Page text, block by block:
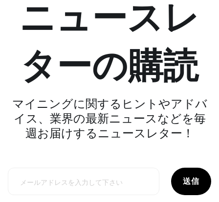
ニュースレ
ターの購読
マイニングに関するヒントやアドバ
イス、業界の最新ニュースなどを毎
週お届けするニュースレター！
送信